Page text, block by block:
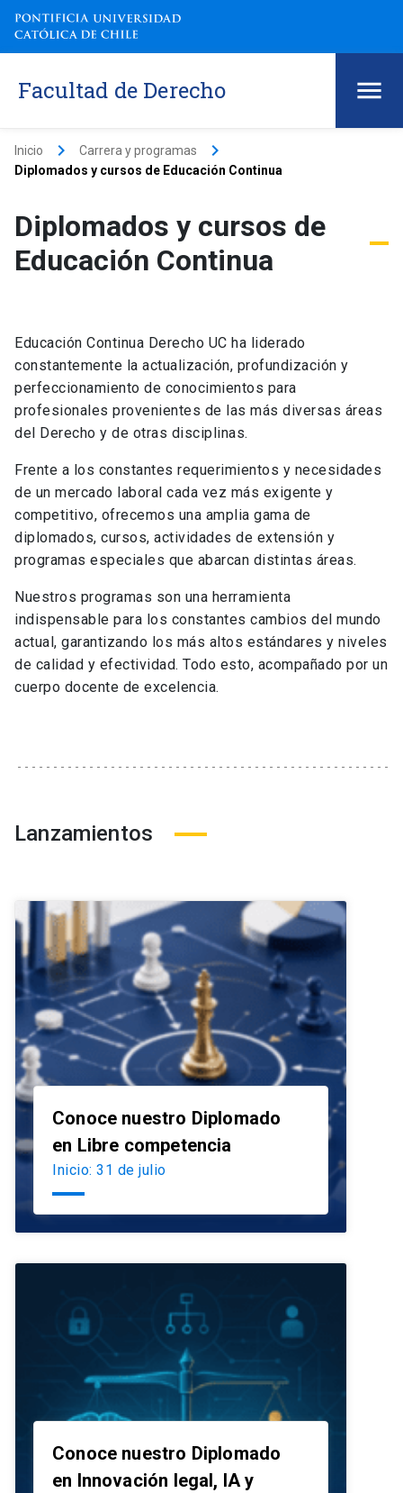
Facultad de Derecho
Inicio keyboard_arrow_right Carrera y programas keyboard_arrow_right
Diplomados y cursos de Educación Continua
Diplomados y cursos de
Educación Continua
Educación Continua Derecho UC ha liderado
constantemente la actualización, profundización y
perfeccionamiento de conocimientos para
profesionales provenientes de las más diversas áreas
del Derecho y de otras disciplinas.
Frente a los constantes requerimientos y necesidades
de un mercado laboral cada vez más exigente y
competitivo, ofrecemos una amplia gama de
diplomados, cursos, actividades de extensión y
programas especiales que abarcan distintas áreas.
Nuestros programas son una herramienta
indispensable para los constantes cambios del mundo
actual, garantizando los más altos estándares y niveles
de calidad y efectividad. Todo esto, acompañado por un
cuerpo docente de excelencia.
Lanzamientos
Conoce nuestro Diplomado
en Libre competencia
Inicio: 31 de julio
Conoce nuestro Diplomado
en Innovación legal, IA y